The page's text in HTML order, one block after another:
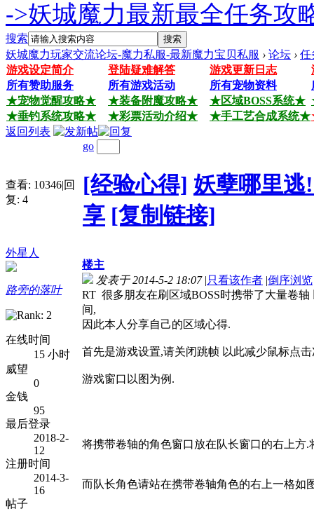
->妖城魔力最新最全任务攻
搜索 搜索
妖城魔力玩家交流论坛-魔力私服-最新魔力宝贝私服 › 论坛 › 任
游戏设定简介
登陆疑难解答 游戏更新日志
所有赞助服务
所有游戏活动 所有宠物资料
★宠物觉醒攻略★
★装备附魔攻略★ ★区域BOSS系统★
★垂钓系统攻略★
★彩票活动介绍★ ★手工艺合成系统★
返回列表
查看: 10346|回
复: 4
go
[经验心得] 妖孽哪里逃
享 [复制链接]
外星人
路旁的落叶
在线时间
15 小时
威望
0
金钱
95
最后登录
2018-2-
12
注册时间
2014-3-
16
帖子
楼主
发表于 2014-5-2 18:07 |只看该作者 |倒序浏览
RT 很多朋友在刷区域BOSS时携带了大量卷
间,
因此本人分享自己的区域心得.
首先是游戏设置,请关闭跳帧 以此减少鼠标点
游戏窗口以图为例.
将携带卷轴的角色窗口放在队长窗口的右上方
而队长角色请站在携带卷轴角色的右上一格如